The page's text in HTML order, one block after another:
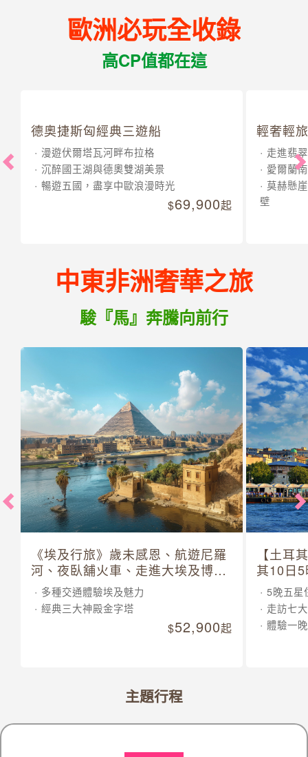
歐洲必玩全收錄
高CP值都在這
德奧捷斯匈經典三遊船
漫遊伏爾塔瓦河畔布拉格
沉醉國王湖與德奧雙湖美景
暢遊五國，盡享中歐浪漫時光
69,900起
輕奢輕
走進翡
愛爾蘭
莫赫懸
壁
中東非洲奢華之旅
駿『馬』奔騰向前行
《埃及行旅》歲未感恩、航遊尼羅
河、夜臥舖火車、走進大埃及博物
館 10 日
多種交通體驗埃及魅力
經典三大神殿金字塔
52,900起
【土耳
其10日
5晚五星
走訪七
體驗一
主題行程